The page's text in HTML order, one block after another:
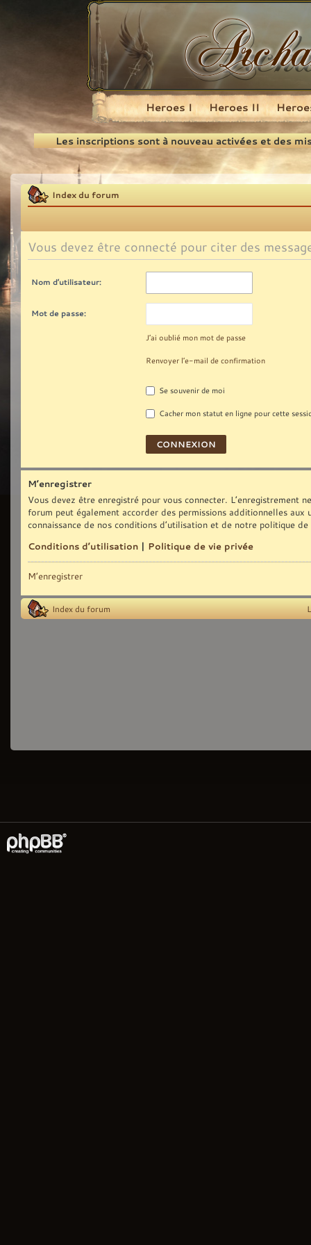
Recherche
Heroes I Heroes II
Les inscriptions sont à nouveau activées et des
Index du forum
Vous devez être connecté pour citer des
Nom d’utilisateur:
Mot de passe:
J’ai oublié mon mot de passe
Renvoyer l’e-mail de confirmation
Se souvenir de moi
Cacher mon statut en ligne pour cette
M’enregistrer
Vous devez être enregistré pour vous connecter. L’enregistrement
forum peut également accorder des permissions additionnelles
connaissance de nos conditions d’utilisation et de notre politique
Conditions d’utilisation | Politique de vie privée
M’enregistrer
Index du forum